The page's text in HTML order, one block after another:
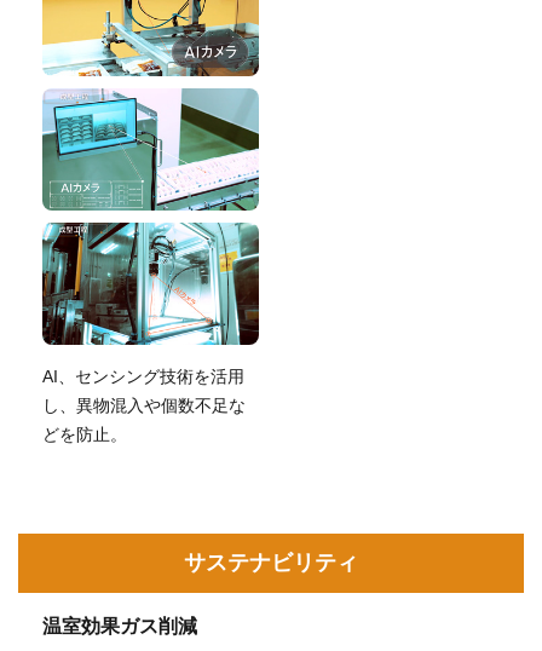
AI、センシング技術を活用
し、 異物混入や個数不足な
どを防止。
サステナビリティ
温室効果ガス削減